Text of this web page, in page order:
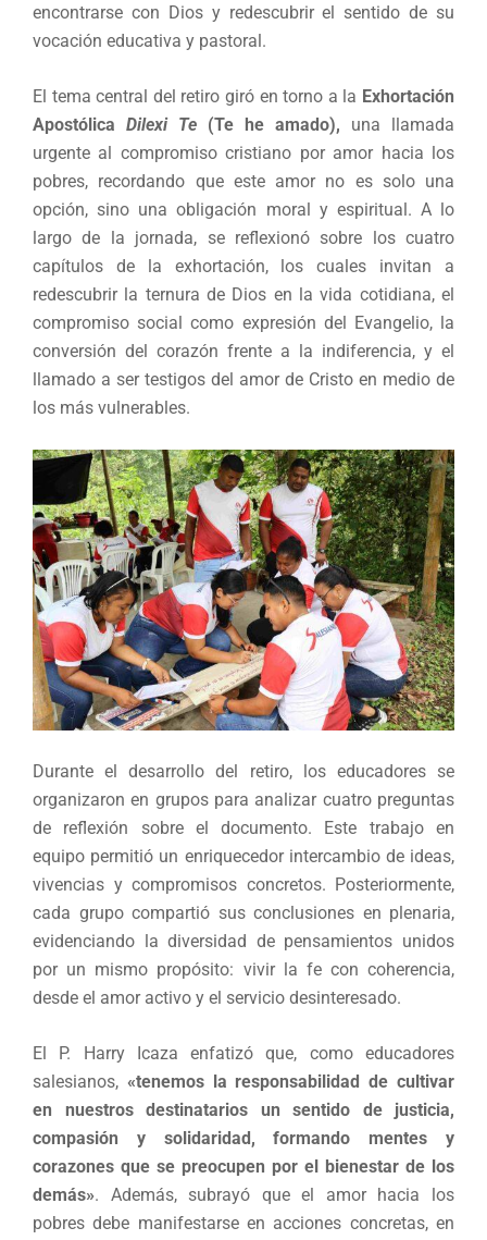
encontrarse con Dios y redescubrir el sentido de su
vocación educativa y pastoral.
El tema central del retiro giró en torno a la Exhortación
Apostólica Dilexi Te (Te he amado), una llamada
urgente al compromiso cristiano por amor hacia los
pobres, recordando que este amor no es solo una
opción, sino una obligación moral y espiritual. A lo
largo de la jornada, se reflexionó sobre los cuatro
capítulos de la exhortación, los cuales invitan a
redescubrir la ternura de Dios en la vida cotidiana, el
compromiso social como expresión del Evangelio, la
conversión del corazón frente a la indiferencia, y el
llamado a ser testigos del amor de Cristo en medio de
los más vulnerables.
Durante el desarrollo del retiro, los educadores se
organizaron en grupos para analizar cuatro preguntas
de reflexión sobre el documento. Este trabajo en
equipo permitió un enriquecedor intercambio de ideas,
vivencias y compromisos concretos. Posteriormente,
cada grupo compartió sus conclusiones en plenaria,
evidenciando la diversidad de pensamientos unidos
por un mismo propósito: vivir la fe con coherencia,
desde el amor activo y el servicio desinteresado.
El P. Harry Icaza enfatizó que, como educadores
salesianos, «tenemos la responsabilidad de cultivar
en nuestros destinatarios un sentido de justicia,
compasión y solidaridad, formando mentes y
corazones que se preocupen por el bienestar de los
demás». Además, subrayó que el amor hacia los
pobres debe manifestarse en acciones concretas, en